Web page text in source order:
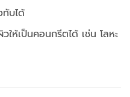
ทับได้
ให้เป็นคอนกรีตได้ เช่น โลหะ